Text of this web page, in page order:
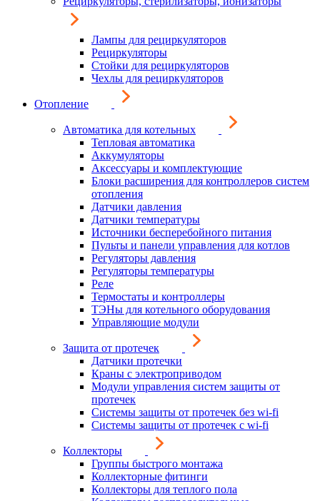
Лампы для рециркуляторов
Рециркуляторы
Стойки для рециркуляторов
Чехлы для рециркуляторов
Отопление
Автоматика для котельных
Тепловая автоматика
Аккумуляторы
Аксессуары и комплектующие
Блоки расширения для контроллеров систем
отопления
Датчики давления
Датчики температуры
Источники бесперебойного питания
Пульты и панели управления для котлов
Регуляторы давления
Регуляторы температуры
Реле
Термостаты и контроллеры
ТЭНы для котельного оборудования
Управляющие модули
Защита от протечек
Датчики протечки
Краны с электроприводом
Модули управления систем защиты от
протечек
Системы защиты от протечек без wi-fi
Системы защиты от протечек с wi-fi
Коллекторы
Группы быстрого монтажа
Коллекторные фитинги
Коллекторы для теплого пола